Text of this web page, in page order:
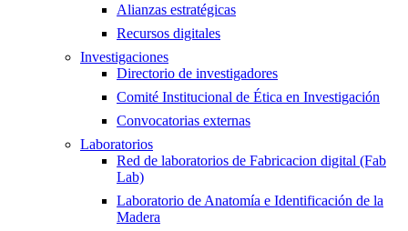
Alianzas estratégicas
Recursos digitales
Investigaciones
Directorio de investigadores
Comité Institucional de Ética en Investigación
Convocatorias externas
Laboratorios
Red de laboratorios de Fabricacion digital (Fab
Lab)
Laboratorio de Anatomía e Identificación de la
Madera